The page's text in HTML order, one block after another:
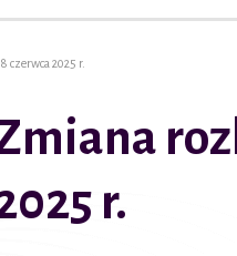
czerwca 2025 r.
r.